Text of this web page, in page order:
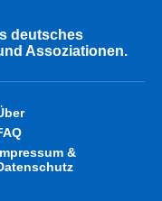
deutsches
Assoziationen.
&